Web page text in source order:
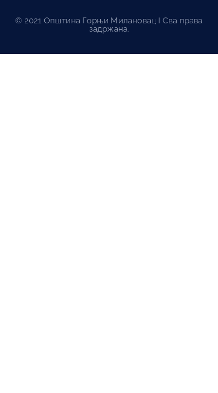
© 2021 Општина Горњи Милановац I Сва права
задржана.